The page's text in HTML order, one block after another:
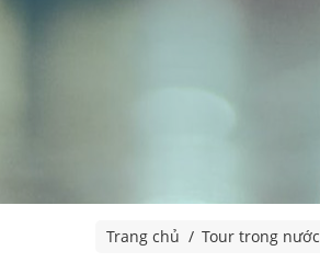
Trang chủ Tour trong nước